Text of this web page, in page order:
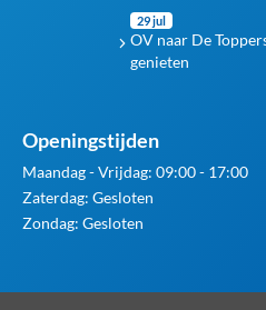
29 jul
OV naar De
genieten
Openingstijden
Maandag - Vrijdag: 09:00 - 17:00
Zaterdag: Gesloten
Zondag: Gesloten